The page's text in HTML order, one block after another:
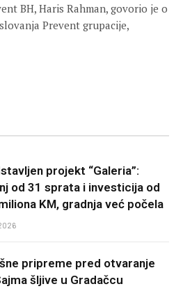
BH, Haris Rahman, govorio je o
Prevent grupacije,
projekt “Galeria”:
od 31 sprata i investicija od
KM, gradnja već počela
pripreme pred otvaranje
šljive u Gradačcu